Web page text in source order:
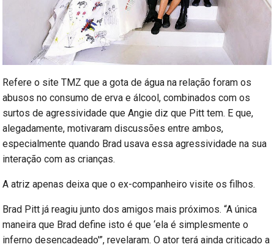
Refere o site TMZ que a gota de água na relação foram os
abusos no consumo de erva e álcool, combinados com os
surtos de agressividade que Angie diz que Pitt tem. E que,
alegadamente, motivaram discussões entre ambos,
especialmente quando Brad usava essa agressividade na sua
interação com as crianças.
A atriz apenas deixa que o ex-companheiro visite os filhos.
Brad Pitt já reagiu junto dos amigos mais próximos. “A única
maneira que Brad define isto é que ‘ela é simplesmente o
inferno desencadeado'”, revelaram. O ator terá ainda criticado a